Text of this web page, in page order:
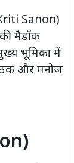
Sanon)
मैडॉक
भूमिका में
और मनोज